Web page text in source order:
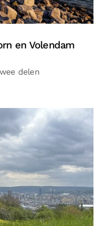
en Volendam
delen